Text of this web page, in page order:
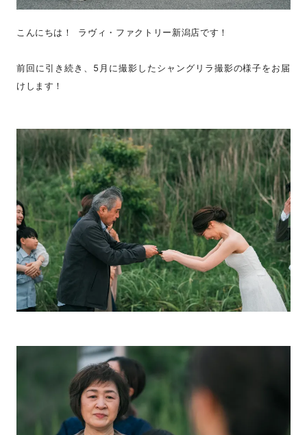
こんにちは！ ラヴィ・ファクトリー新潟店です！
前回に引き続き、5月に撮影したシャングリラ撮影の様子をお届
けします！